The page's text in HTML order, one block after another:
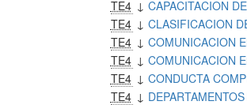
TE4 ↓ CAPACITACION
TE4 ↓ CLASIFICACION
TE4 ↓ COMUNICACION
TE4 ↓ COMUNICACION
TE4 ↓ CONDUCTA
TE4 ↓